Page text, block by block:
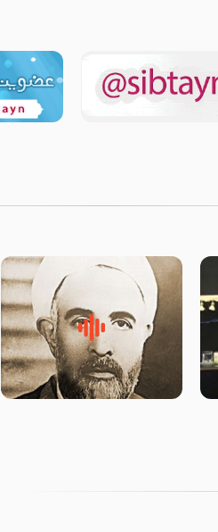
روضه‌ی مجلس یزید ملعون و
اسارت اهل‌بیت علیهم‌السلام –